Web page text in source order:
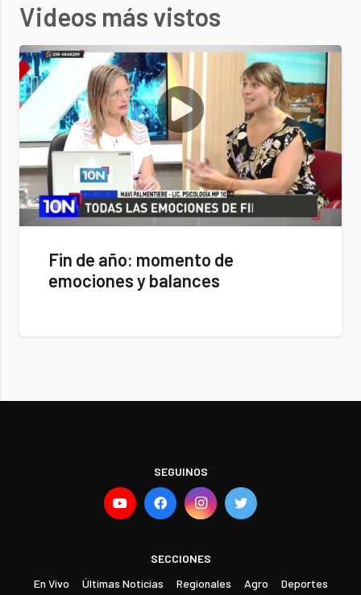
Videos más vistos
Fin de año: momento de
emociones y balances
SEGUINOS
SECCIONES
En Vivo
Últimas Noticias Regionales Agro Deportes